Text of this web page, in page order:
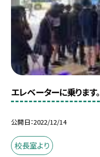
エレベーターに乗ります。
公開日 2022/12/14
校長室より